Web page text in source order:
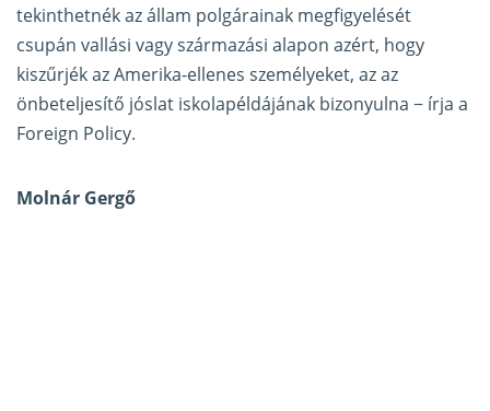
tekinthetnék az állam polgárainak megfigyelését
csupán vallási vagy származási alapon azért, hogy
kiszűrjék az Amerika-ellenes személyeket, az az
önbeteljesítő jóslat iskolapéldájának bizonyulna − írja a
Foreign Policy.
Molnár Gergő